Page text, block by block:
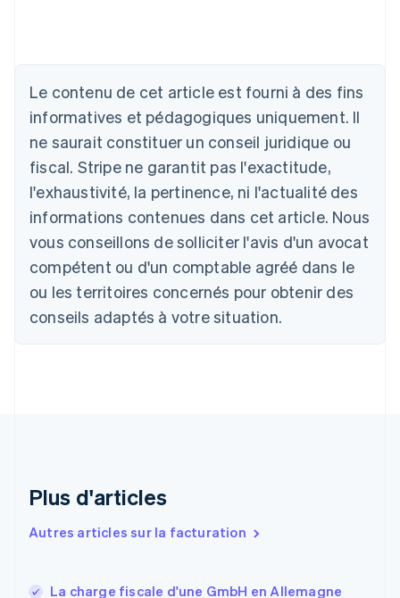
Le contenu de cet article est fourni à des fins
informatives et pédagogiques uniquement. Il
ne saurait constituer un conseil juridique ou
fiscal. Stripe ne garantit pas l'exactitude,
l'exhaustivité, la pertinence, ni l'actualité des
informations contenues dans cet article. Nous
vous conseillons de solliciter l'avis d'un avocat
compétent ou d'un comptable agréé dans le
ou les territoires concernés pour obtenir des
conseils adaptés à votre situation.
Plus d'articles
Autres articles sur la facturation
La charge fiscale d'une GmbH en Allemagne
Australie
Autriche
DeutschEnglish
Belgique
Nederlands FrançaisDeutsch English
Brésil
PortuguêsEnglish
English
Canada
English Français
Chine continentale
简体中文English
Chypre
Croatie
Estonie
États-Unis
EnglishSvenska